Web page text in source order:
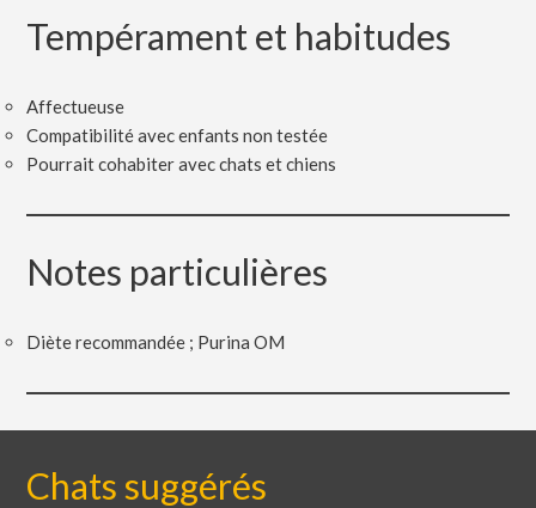
Tempérament et habitudes
Affectueuse
Compatibilité avec enfants non testée
Pourrait cohabiter avec chats et chiens
Notes particulières
Diète recommandée ; Purina OM
Chats suggérés